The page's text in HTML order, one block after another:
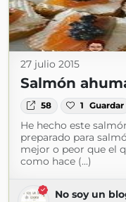
27 julio 2015
Salmón
58 1 Guardar
He hecho este
preparado para
mejor o peor que el
como hace (...)
No soy un